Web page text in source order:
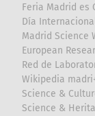
Feria Madrid es
Día
Madrid Science
European
Red de
Wikipedia
Science &
Science &